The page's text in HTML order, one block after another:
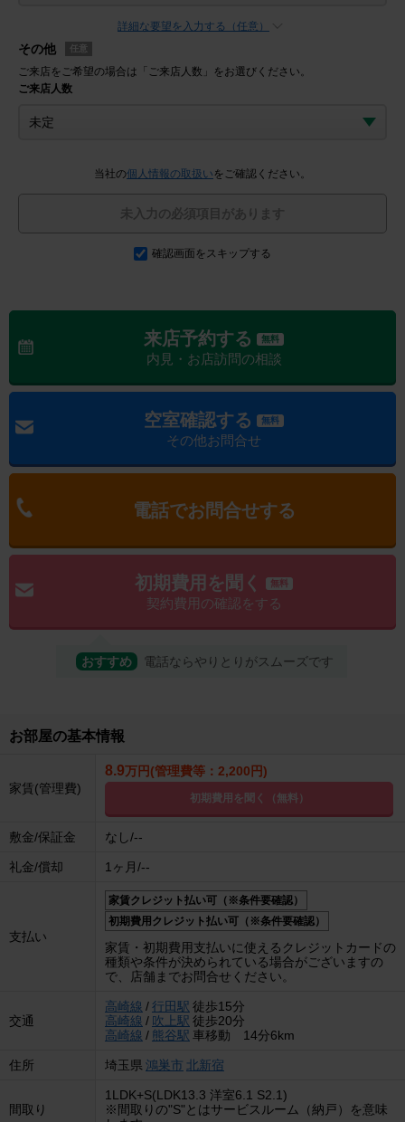
詳細な要望を入力する（任意）
その他 任意
ご来店をご希望の場合は「ご来店人数」をお選びください。
ご来店人数
当社の個人情報の取扱い をご確認ください。
未入力の必須項目があります
確認画面をスキップする
来店予約する 無料
内見・お店訪問の相談
空室確認する 無料
その他お問合せ
電話でお問合せする
初期費用を聞く 無料
契約費用の確認をする
おすすめ 電話ならやりとりがスムーズです
お部屋の基本情報
家賃(管理費)
8.9万円(管理費等：2,200円)
初期費用を聞く（無料）
敷金/保証金 なし/--
礼金/償却 1ヶ月/--
支払い
家賃クレジット払い可（※条件要確認）
初期費用クレジット払い可（※条件要確認）
家賃・初期費用支払いに使えるクレジットカードの
種類や条件が決められている場合がございますの
で、店舗までお問合せください。
交通
高崎線 /行田駅 徒歩15分
高崎線 / 吹上駅 徒歩20分
高崎線 / 熊谷駅 車移動 14分6km
住所 埼玉県 鴻巣市 北新宿
間取り
1LDK+S(LDK13.3 洋室6.1 S2.1)
※間取りの"S"とはサービスルーム（納戸）を意味